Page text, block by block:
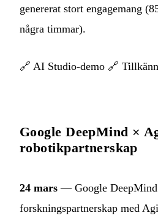
genererat stort engagemang
några timmar).
🔗 AI Studio-demo 🔗
Google DeepMind ×
robotikpartnerskap
24 mars — Google
forskningspartnerskap med